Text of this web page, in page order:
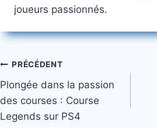
joueurs passionnés.
Navigation
de
l’article
PRÉCÉDENT
Plongée dans la passion
des courses : Course
Legends sur PS4